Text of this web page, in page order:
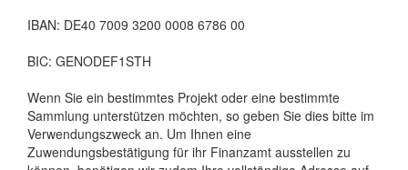
IBAN: DE40 7009 3200 0008 6786 00
BIC: GENODEF1STH
Wenn Sie ein bestimmtes Projekt oder eine bestimmte
Sammlung unterstützen möchten, so geben Sie dies bitte im
Verwendungszweck an. Um Ihnen eine
Zuwendungsbestätigung für ihr Finanzamt ausstellen zu